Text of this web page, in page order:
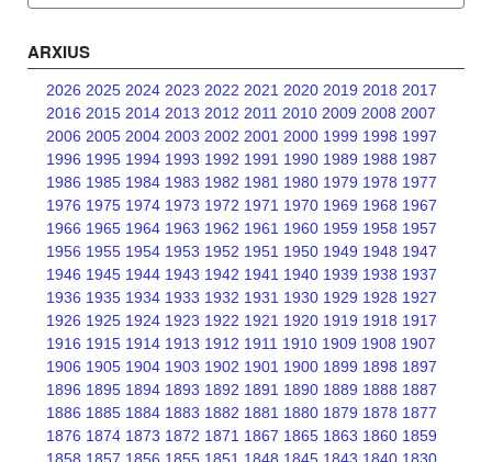
ARXIUS
2026 2025 2024 2023 2022 2021 2020 2019 2018 2017
2016 2015 2014 2013 2012 2011 2010 2009 2008 2007
2006 2005 2004 2003 2002 2001 2000 1999 1998 1997
1996 1995 1994 1993 1992 1991 1990 1989 1988 1987
1986 1985 1984 1983 1982 1981 1980 1979 1978 1977
1976 1975 1974 1973 1972 1971 1970 1969 1968 1967
1966 1965 1964 1963 1962 1961 1960 1959 1958 1957
1956 1955 1954 1953 1952 1951 1950 1949 1948 1947
1946 1945 1944 1943 1942 1941 1940 1939 1938 1937
1936 1935 1934 1933 1932 1931 1930 1929 1928 1927
1926 1925 1924 1923 1922 1921 1920 1919 1918 1917
1916 1915 1914 1913 1912 1911 1910 1909 1908 1907
1906 1905 1904 1903 1902 1901 1900 1899 1898 1897
1896 1895 1894 1893 1892 1891 1890 1889 1888 1887
1886 1885 1884 1883 1882 1881 1880 1879 1878 1877
1876 1874 1873 1872 1871 1867 1865 1863 1860 1859